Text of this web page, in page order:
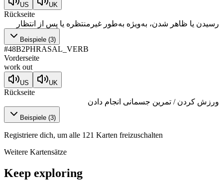
US UK
Rückseite
رسیدن یا ظاهر شدن، به‌ویژه به‌طور غیرمنتظره یا پس از انتظار
Beispiele (3)
#48B2PHRASAL_VERB
Vorderseite
work out
US UK
Rückseite
ورزش کردن / تمرین جسمانی انجام دادن
Beispiele (3)
Registriere dich, um alle 121 Karten freizuschalten
Weitere Kartensätze
Keep exploring